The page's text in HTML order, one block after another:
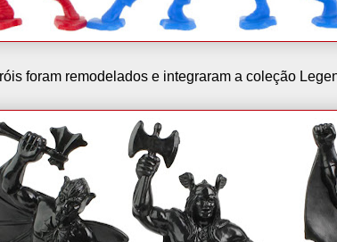
foram remodelados e integraram a coleção